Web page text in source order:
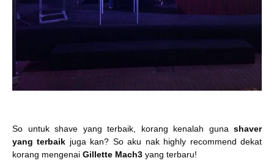
So untuk shave yang terbaik, korang kenalah guna shaver
yang terbaik juga kan? So aku nak highly recommend dekat
korang mengenai Gillette Mach3 yang terbaru!